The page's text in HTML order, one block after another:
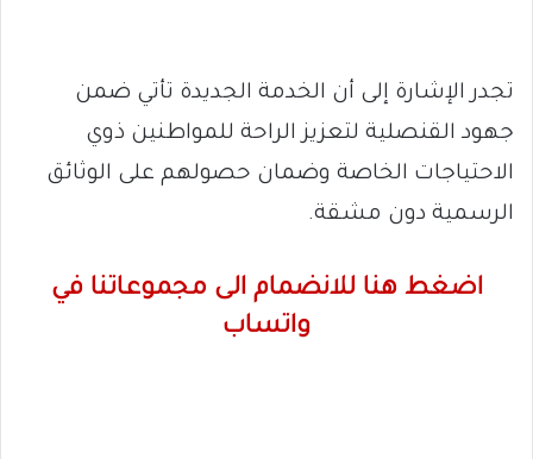
تجدر الإشارة إلى أن الخدمة الجديدة تأتي ضمن
جهود القنصلية لتعزيز الراحة للمواطنين ذوي
الاحتياجات الخاصة وضمان حصولهم على الوثائق
الرسمية دون مشقة.
اضغط هنا للانضمام الى مجموعاتنا في
واتساب